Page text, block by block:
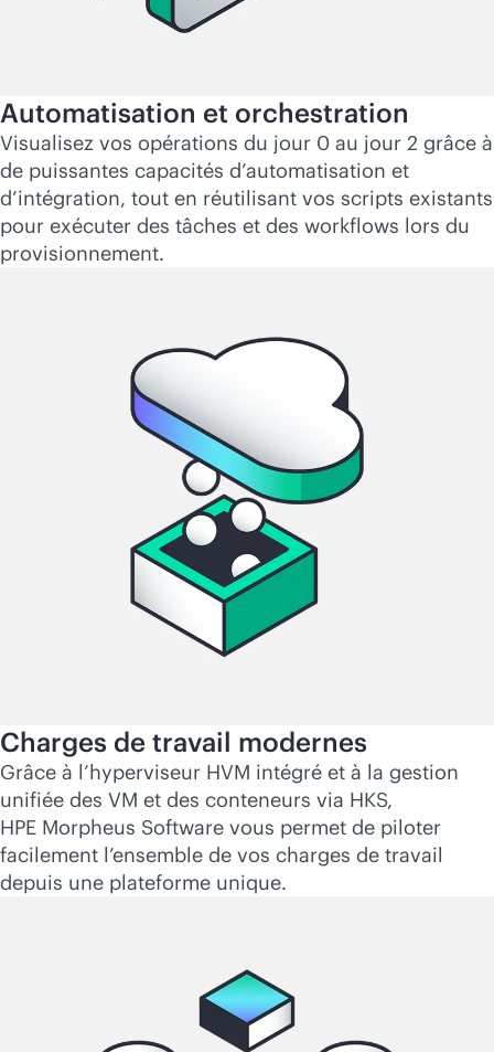
Automatisation et orchestration
Visualisez vos opérations du jour 0 au jour 2 grâce à
de puissantes capacités d’automatisation et
d’intégration, tout en réutilisant vos scripts existants
pour exécuter des tâches et des workflows lors du
provisionnement.
Charges de travail modernes
Grâce à l’hyperviseur HVM intégré et à la gestion
unifiée des VM et des conteneurs via HKS,
HPE Morpheus Software vous permet de piloter
facilement l’ensemble de vos charges de travail
depuis une plateforme unique.